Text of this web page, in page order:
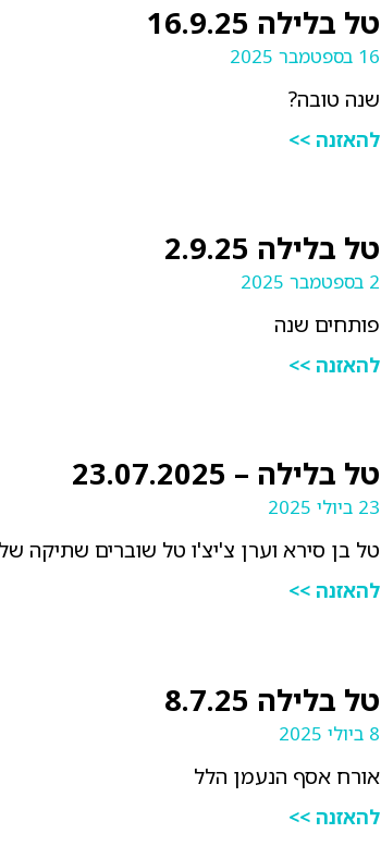
טל בלילה 16.9.25
16 בספטמבר 2025
שנה טובה?
להאזנה >>
טל בלילה 2.9.25
2 בספטמבר 2025
פותחים שנה
להאזנה >>
טל בלילה – 23.07.2025
23 ביולי 2025
טל בן סירא וערן צ'יצ'ו טל שוברים שתיקה
להאזנה >>
טל בלילה 8.7.25
8 ביולי 2025
אורח אסף הנעמן הלל
להאזנה >>